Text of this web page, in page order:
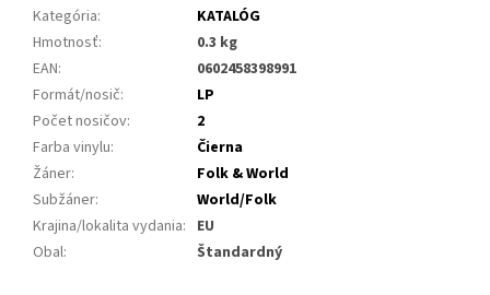
Kategória:
KATALÓG
Hmotnosť:
0.3 kg
EAN:
0602458398991
Formát/nosič:
LP
Počet nosičov:
2
Farba vinylu:
Čierna
Žáner:
Folk & World
Subžáner:
World/Folk
Krajina/lokalita vydania: EU
Obal: Štandardný